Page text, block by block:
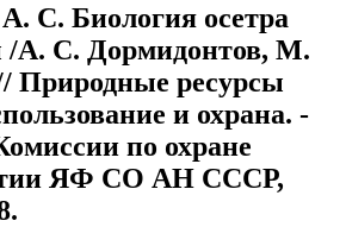
С. Биология осетра
А. С. Дормидонтов, М.
Природные ресурсы
и охрана. -
по охране
ЯФ СО АН СССР,